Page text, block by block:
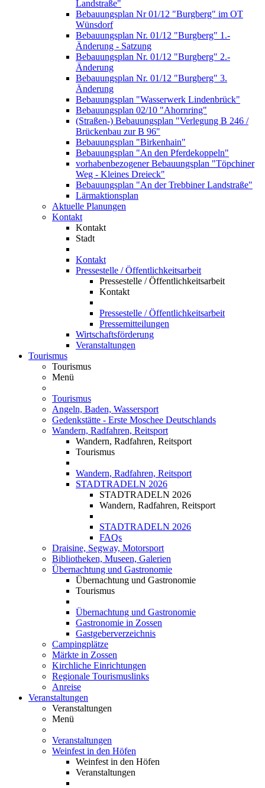
Landstraße"
Bebauungsplan Nr 01/12 "Burgberg" im OT
Wünsdorf
Bebauungsplan Nr. 01/12 "Burgberg" 1.-
Änderung - Satzung
Bebauungsplan Nr. 01/12 "Burgberg" 2.-
Änderung
Bebauungsplan Nr. 01/12 "Burgberg" 3.
Änderung
Bebauungsplan "Wasserwerk Lindenbrück"
Bebauungsplan 02/10 "Ahornring"
(Straßen-) Bebauungsplan "Verlegung B 246 /
Brückenbau zur B 96"
Bebauungsplan "Birkenhain"
Bebauungsplan "An den Pferdekoppeln"
vorhabenbezogener Bebauungsplan "Töpchiner
Weg - Kleines Dreieck"
Bebauungsplan "An der Trebbiner Landstraße"
Lärmaktionsplan
Aktuelle Planungen
Kontakt
Kontakt
Stadt
Kontakt
Pressestelle / Öffentlichkeitsarbeit
Pressestelle / Öffentlichkeitsarbeit
Kontakt
Pressestelle / Öffentlichkeitsarbeit
Pressemitteilungen
Wirtschaftsförderung
Veranstaltungen
Tourismus
Tourismus
Menü
Tourismus
Angeln, Baden, Wassersport
Gedenkstätte - Erste Moschee Deutschlands
Wandern, Radfahren, Reitsport
Wandern, Radfahren, Reitsport
Tourismus
Wandern, Radfahren, Reitsport
STADTRADELN 2026
STADTRADELN 2026
Wandern, Radfahren, Reitsport
STADTRADELN 2026
FAQs
Draisine, Segway, Motorsport
Bibliotheken, Museen, Galerien
Übernachtung und Gastronomie
Übernachtung und Gastronomie
Tourismus
Übernachtung und Gastronomie
Gastronomie in Zossen
Gastgeberverzeichnis
Campingplätze
Märkte in Zossen
Kirchliche Einrichtungen
Regionale Tourismuslinks
Anreise
Veranstaltungen
Veranstaltungen
Menü
Veranstaltungen
Weinfest in den Höfen
Weinfest in den Höfen
Veranstaltungen